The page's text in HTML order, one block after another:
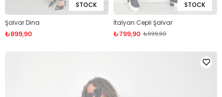
STOCK
Şalvar Dina
₺899,90
STOCK
İtalyan Cepli Şalvar
₺799,90 ₺999,90